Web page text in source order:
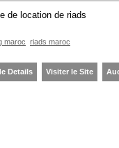
de location de riads
maroc riads maroc
Details Visiter le Site